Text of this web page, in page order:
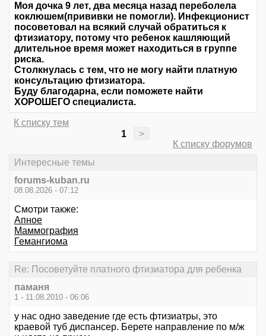
Моя дочка 9 лет, два месяца назад переболела
коклюшем(прививки не помогли). Инфекционист
посоветовал на всякий случай обратиться к
фтизиатору, потому что ребенок кашляющий
длительное время может находиться в группе
риска.
Столкнулась с тем, что не могу найти платную
консультацию фтизиатора.
Буду благодарна, если поможете найти
ХОРОШЕГО специалиста.
К списку тем
1
>
К списку форумов
Интересные темы
forums-kuban.ru
08.08.2026 - 07:12
Смотри также:
Апное
Маммография
Гемангиома
Re: Посоветуйте платного фтизиатора для ребенка
паманя
1 - 11.08.2010 - 06:06
у нас одно заведение где есть фтизиатры, это
краевой туб диспансер. Берете направление по м/ж